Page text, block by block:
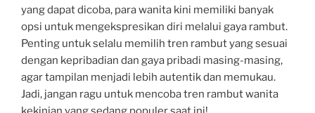
yang dapat dicoba, para wanita kini memiliki banyak
opsi untuk mengekspresikan diri melalui gaya rambut.
Penting untuk selalu memilih tren rambut yang sesuai
dengan kepribadian dan gaya pribadi masing-masing,
agar tampilan menjadi lebih autentik dan memukau.
Jadi, jangan ragu untuk mencoba tren rambut wanita